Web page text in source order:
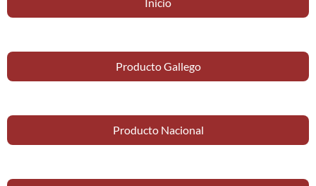
Producto Gallego
Producto Nacional